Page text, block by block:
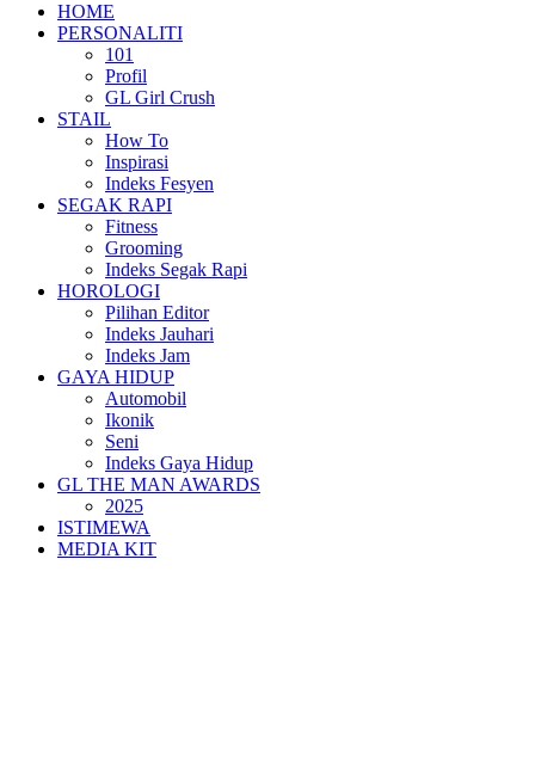
HOME
PERSONALITI
101
Profil
GL Girl Crush
STAIL
How To
Inspirasi
Indeks Fesyen
SEGAK RAPI
Fitness
Grooming
Indeks Segak Rapi
HOROLOGI
Pilihan Editor
Indeks Jauhari
Indeks Jam
GAYA HIDUP
Automobil
Ikonik
Seni
Indeks Gaya Hidup
GL THE MAN AWARDS
2025
ISTIMEWA
MEDIA KIT